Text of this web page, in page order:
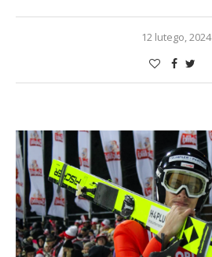
12 lutego, 2024